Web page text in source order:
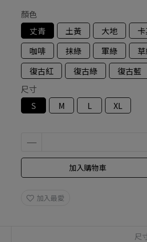
顏色
丈青
土黃 大地
咖啡
抹綠 軍綠
復古紅
復古綠 復古藍
尺寸
S
M L XL
加入購物車
加入最愛
尺